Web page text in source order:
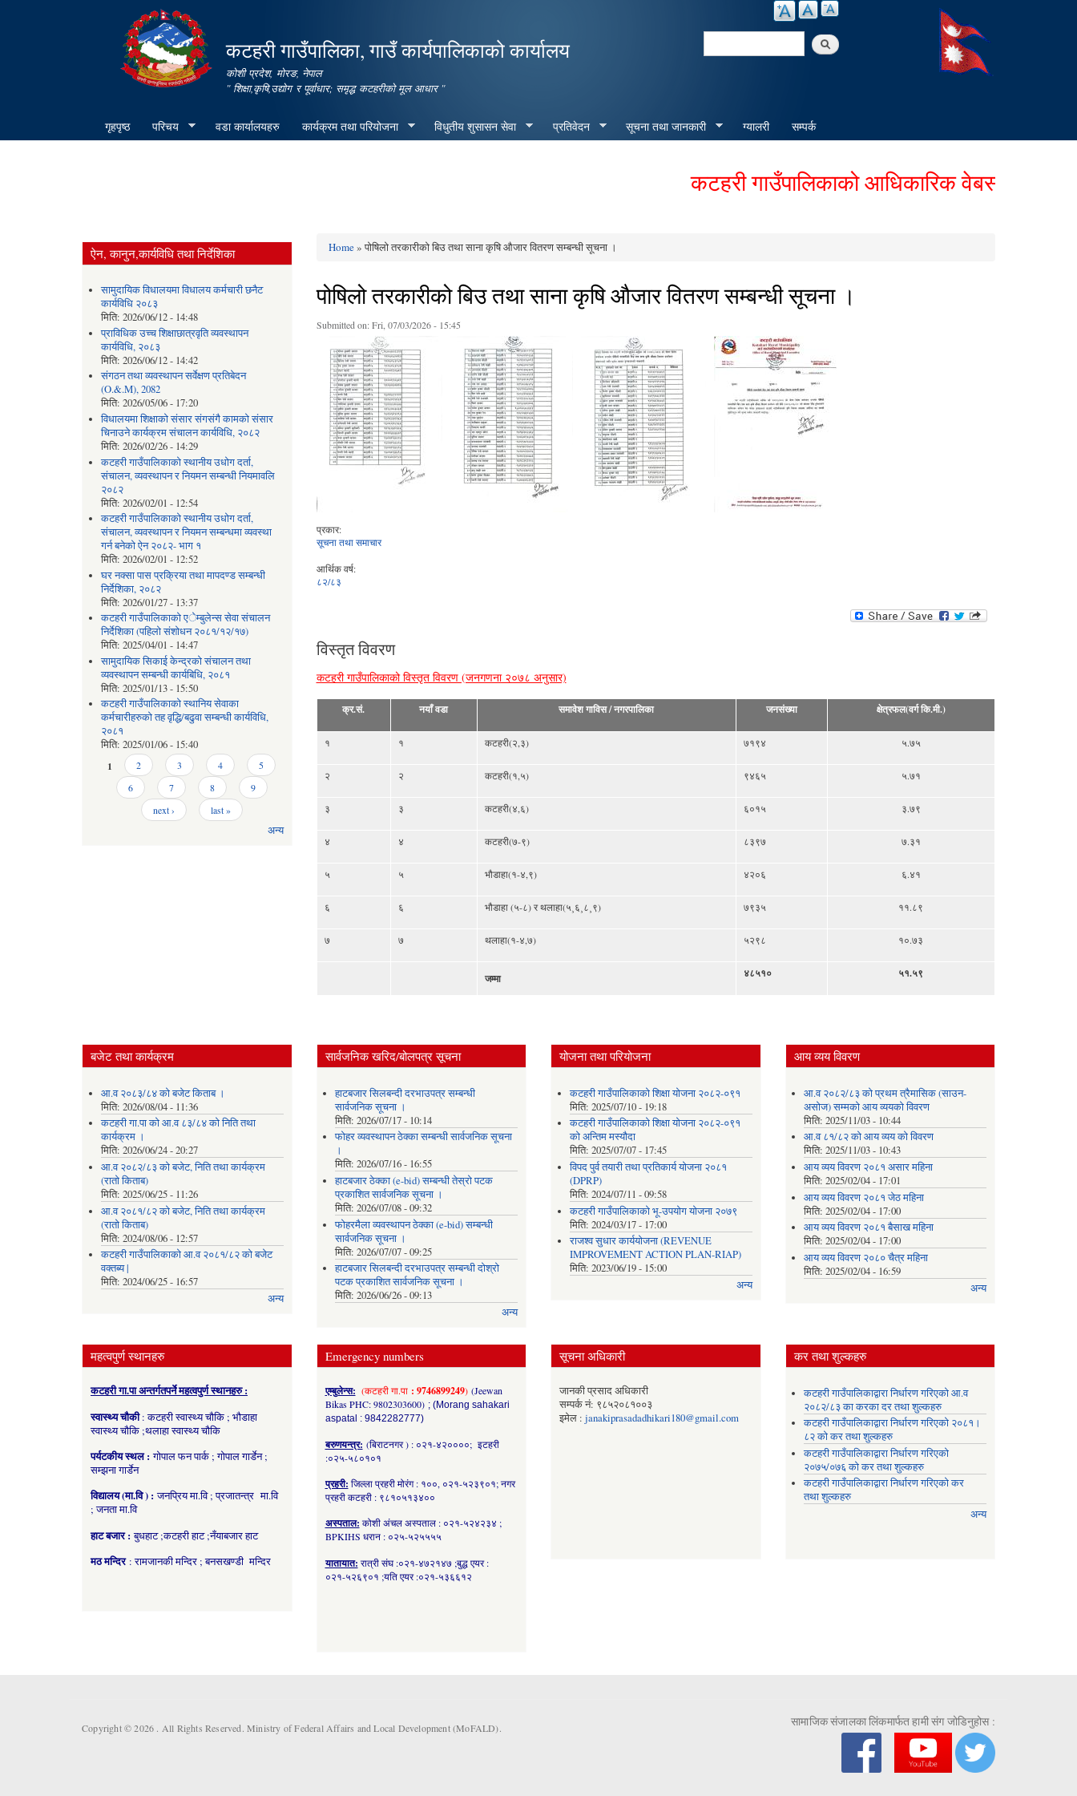
content
कटहरी गाउँपालिका, गाउँ कार्यपालिकाको कार्यालय
कोशी प्रदेश, मोरङ, नेपाल
" शिक्षा,कृषि,उद्योग र पूर्वाधार; समृद्ध कटहरीको मूल आधार "
Search
गृहपृष्ठ परिचय वडा कार्यालयहरु कार्यक्रम तथा परियोजना विधुतीय शुसासन सेवा प्रतिवेदन सूचना तथा जानकारी ग्यालरी सम्पर्क
कटहरी गाउँपालिकाको आधिकारिक वेबसाईटमा
ऐन, कानुन,कार्यविधि तथा निर्देशिका
सामुदायिक विधालयमा विधालय कर्मचारी छनैट
कार्यविधि २०८३
मिति: 2026/06/12 - 14:48
प्राविधिक उच्च शिक्षाछात्रवृति व्यवस्थापन
कार्यविधि, २०८३
मिति: 2026/06/12 - 14:42
संगठन तथा व्यवस्थापन सर्वेक्षण प्रतिबेदन
(O.&.M), 2082
मिति: 2026/05/06 - 17:20
विधालयमा शिक्षाको संसार संगसंगै कामको संसार
चिनाउने कार्यक्रम संचालन कार्यविधि, २०८२
मिति: 2026/02/26 - 14:29
कटहरी गाउँपालिकाको स्थानीय उधोग दर्ता,
संचालन, व्यवस्थापन र नियमन सम्बन्धी नियमावलि
२०८२
मिति: 2026/02/01 - 12:54
कटहरी गाउँपालिकाको स्थानीय उधोग दर्ता,
संचालन, व्यवस्थापन र नियमन सम्बन्धमा व्यवस्था
गर्न बनेको ऐन २०८२- भाग १
मिति: 2026/02/01 - 12:52
घर नक्सा पास प्रक्रिया तथा मापदण्ड सम्बन्धी
निर्देशिका, २०८२
मिति: 2026/01/27 - 13:37
कटहरी गाउँपालिकाको एेम्बुलेन्स सेवा संचालन
निर्देशिका (पहिलो संशोधन २०८१/१२/१७)
मिति: 2025/04/01 - 14:47
सामुदायिक सिकाई केन्द्रको संचालन तथा
व्यवस्थापन सम्बन्धी कार्यबिधि, २०८१
मिति: 2025/01/13 - 15:50
कटहरी गाउँपालिकाको स्थानिय सेवाका
कर्मचारीहरुको तह वृद्धि/बढुवा सम्बन्धी कार्यविधि,
२०८१
मिति: 2025/01/06 - 15:40
Pages
1 2 3 4
5
6
7 8
9
next ›
last »
अन्य
Home» पोषिलो तरकारीको बिउ तथा साना कृषि औजार वितरण सम्बन्धी सूचना ।
पोषिलो तरकारीको बिउ तथा साना कृषि औजार वितरण सम्बन्धी सूचना ।
Submitted on:Fri, 07/03/2026 - 15:45
प्रकार:
सूचना तथा समाचार
आर्थिक वर्ष:
८२/८३
विस्तृत विवरण
कटहरी गाउँपालिकाको विस्तृत विवरण (जनगणना २०७८ अनुसार)
क्र.सं. नयाँ वडा समावेश गाविस / नगरपालिका जनसंख्या क्षेत्रफल(वर्ग कि.मी.)
१ १ कटहरी(२,३) ७१९४ ५.७५
२ २ कटहरी(१,५) ९४६५ ५.७१
३ ३ कटहरी(४,६) ६०१५ ३.७९
४ ४ कटहरी(७-९) ८३९७ ७.३१
५ ५ भौडाहा(१-४,९) ४२०६ ६.४१
६ ६ भौडाहा (५-८) र थलाहा(५¸६¸८¸९) ७९३५ ११.८९
७ ७ थलाहा(१-४,७) ५२९८ १०.७३
जम्मा ४८५१० ५१.५९
बजेट तथा कार्यक्रम
आ.व २०८३/८४ को बजेट किताब ।
मिति: 2026/08/04 - 11:36
कटहरी गा.पा को आ.व ८३/८४ को निति तथा
कार्यक्रम ।
मिति: 2026/06/24 - 20:27
आ.व २०८२/८३ को बजेट, निति तथा कार्यक्रम
(रातो किताब)
मिति: 2025/06/25 - 11:26
आ.व २०८१/८२ को बजेट, निति तथा कार्यक्रम
(रातो किताब)
मिति: 2024/08/06 - 12:57
कटहरी गाउँपालिकाको आ.व २०८१/८२ को बजेट
वक्तब्य |
मिति: 2024/06/25 - 16:57
अन्य
सार्वजनिक खरिद/बोलपत्र सूचना
हाटबजार सिलबन्दी दरभाउपत्र सम्बन्धी
सार्वजनिक सूचना ।
मिति:2026/07/17 - 10:14
फोहर व्यवस्थापन ठेक्का सम्बन्धी सार्वजनिक सूचना
।
मिति:2026/07/16 - 16:55
हाटबजार ठेक्का (e-bid) सम्बन्धी तेस्रो पटक
प्रकाशित सार्वजनिक सूचना ।
मिति:2026/07/08 - 09:32
फोहरमैला व्यवस्थापन ठेक्का (e-bid) सम्बन्धी
सार्वजनिक सूचना ।
मिति:2026/07/07 - 09:25
हाटबजार सिलबन्दी दरभाउपत्र सम्बन्धी दोश्रो
पटक प्रकाशित सार्वजनिक सूचना ।
मिति:2026/06/26 - 09:13
अन्य
योजना तथा परियोजना
कटहरी गाउँपालिकाको शिक्षा योजना २०८२-०९१
मिति: 2025/07/10 - 19:18
कटहरी गाउँपालिकाको शिक्षा योजना २०८२-०९१
को अन्तिम मस्यौदा
मिति: 2025/07/07 - 17:45
विपद पुर्व तयारी तथा प्रतिकार्य योजना २०८१
(DPRP)
मिति: 2024/07/11 - 09:58
कटहरी गाउँपालिकाको भू-उपयोग योजना २०७९
मिति: 2024/03/17 - 17:00
राजश्व सुधार कार्ययोजना (REVENUE
IMPROVEMENT ACTION PLAN-RIAP)
मिति: 2023/06/19 - 15:00
अन्य
आय व्यय विवरण
आ.व २०८२/८३ को प्रथम त्रैमासिक (साउन-
असोज) सम्मको आय व्ययको विवरण
मिति:2025/11/03 - 10:44
आ.व ८१/८२ को आय व्यय को विवरण
मिति:2025/11/03 - 10:43
आय व्यय विवरण २०८१ असार महिना
मिति:2025/02/04 - 17:01
आय व्यय विवरण २०८१ जेठ महिना
मिति:2025/02/04 - 17:00
आय व्यय विवरण २०८१ बैसाख महिना
मिति:2025/02/04 - 17:00
आय व्यय विवरण २०८० चैत्र महिना
मिति:2025/02/04 - 16:59
अन्य
महत्वपुर्ण स्थानहरु
कटहरी गा.पा अन्तर्गतपर्ने महत्वपुर्ण स्थानहरु :
स्वास्थ्य चौकी: कटहरी स्वास्थ्य चौकि ; भौडाहा
स्वास्थ्य चौकि ;थलाहा स्वास्थ्य चौकि
पर्यटकीय स्थल :गोपाल फन पार्क ; गोपाल गार्डेन ;
सम्झना गार्डेन
विद्यालय (मा.वि ) :जनप्रिय मा.वि ; प्रजातन्त्र मा.वि
; जनता मा.वि
हाट बजार :बुधहाट ;कटहरी हाट ;नँयाबजार हाट
मठ मन्दिर : रामजानकी मन्दिर ; बनसखण्डी मन्दिर
Emergency numbers
एम्बुलेन्स: (कटहरी गा.पा : 9746899249)(Jeewan
Bikas PHC: 9802303600) ; (Morang sahakari
aspatal : 9842282777)
बरुणयन्त्र: (बिराटनगर ) : ०२१-४२००००; इटहरी
:०२५-५८०१०१
प्रहरी: जिल्ला प्रहरी मोरंग : १००, ०२१-५२३९०१; नगर
प्रहरी कटहरी : ९८१०५१३४००
अस्पताल: कोशी अंचल अस्पताल : ०२१-५२४२३४ ;
BPKIHS धरान : ०२५-५२५५५५
यातायात: रात्री संघ :०२१-४७२१४७ ;बुद्ध एयर :
०२१-५२६९०१ ;यति एयर :०२१-५३६६१२
सूचना अधिकारी
जानकी प्रसाद अधिकारी
सम्पर्क नं: ९८५२०८१००३
इमेल : janakiprasadadhikari180@gmail.com
कर तथा शुल्कहरु
कटहरी गाउँपालिकाद्वारा निर्धारण गरिएको आ.व
२०८२/८३ का करका दर तथा शुल्कहरु
कटहरी गाउँपालिकाद्वारा निर्धारण गरिएको २०८१।
८२ को कर तथा शुल्कहरु
कटहरी गाउँपालिकाद्वारा निर्धारण गरिएको
२०७५/०७६ को कर तथा शुल्कहरु
कटहरी गाउँपालिकाद्वारा निर्धारण गरिएको कर
तथा शुल्कहरु
अन्य
Copyright © 2026 . All Rights Reserved. Ministry of Federal Affairs and Local Development (MoFALD). सामाजिक संजालका लिंकमार्फत हामी संग जोडिनुहोस :